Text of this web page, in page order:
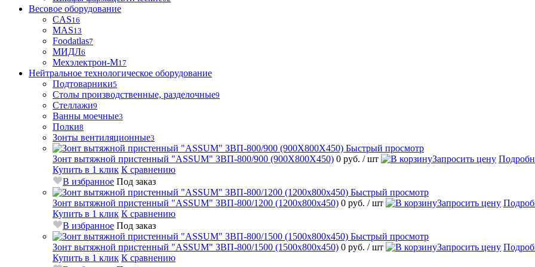
Весовое оборудование
CAS16
MAS13
Foodatlas7
МИДЛ6
Мехэлектрон-М17
Нейтральное технологическое оборудование
Подтоварники5
Столы производственные, разделочные9
Стеллажи9
Ванны моечные3
Полки8
Зонты вентиляционные3
Быстрый просмотр
Зонт вытяжной пристенный "ASSUM" ЗВП-800/900 (900Х800Х450) 0 руб. / шт Запросить цену
Купить в 1 клик К сравнению
В избранное Под заказ
Быстрый просмотр
Зонт вытяжной пристенный "ASSUM" ЗВП-800/1200 (1200х800х450) 0 руб. / шт Запросить цену
Купить в 1 клик К сравнению
В избранное Под заказ
Быстрый просмотр
Зонт вытяжной пристенный "ASSUM" ЗВП-800/1500 (1500х800х450) 0 руб. / шт Запросить цену
Купить в 1 клик К сравнению